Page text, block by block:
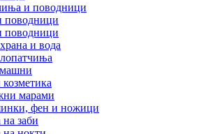
и поводници
поводници
поводници
и вода
марами
фен и ножици
заби